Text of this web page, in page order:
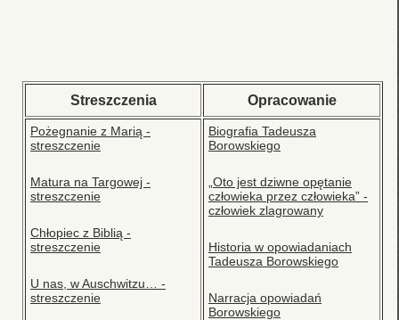
Streszczenia Opracowanie
Pożegnanie z Marią -
streszczenie
Matura na Targowej -
streszczenie
Chłopiec z Biblią -
streszczenie
U nas, w Auschwitzu… -
streszczenie
Biografia Tadeusza
Borowskiego
„Oto jest dziwne opętanie
człowieka przez człowieka” -
człowiek zlagrowany
Historia w opowiadaniach
Tadeusza Borowskiego
Narracja opowiadań
Borowskiego